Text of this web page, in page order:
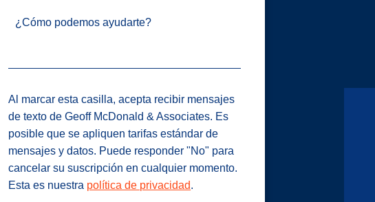
¿Cómo podemos ayudarte?
Al marcar esta casilla, acepta recibir mensajes
de texto de Geoff McDonald & Associates. Es
posible que se apliquen tarifas estándar de
mensajes y datos. Puede responder "No" para
cancelar su suscripción en cualquier momento.
Esta es nuestra política de privacidad.